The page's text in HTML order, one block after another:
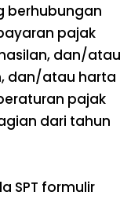
berhubungan
pajak
dan/atau
dan/atau harta
pajak
dari tahun
SPT formulir